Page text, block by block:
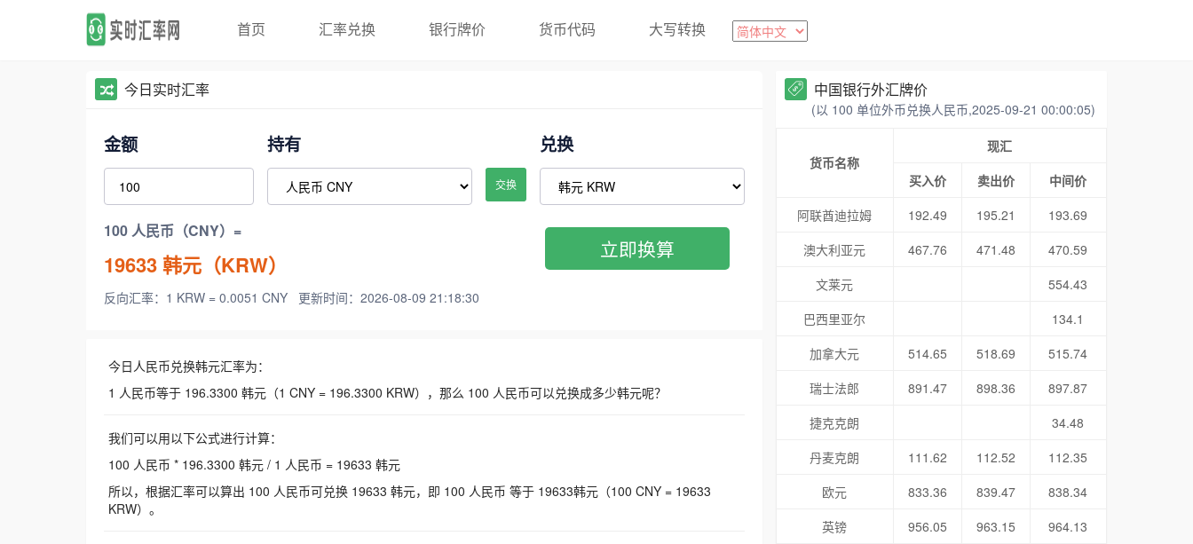
首页 汇率兑换 银行牌价 货币代码 大写转换
今日实时汇率
金额 持有
交换
兑换
100 人民币（CNY）=
19633韩元（KRW）
反向汇率：1 KRW = 0.0051 CNY 更新时间：2026-08-09 21:18:30
立即换算
今日人民币兑换韩元汇率为：
1 人民币等于 196.3300 韩元（1 CNY = 196.3300 KRW），那么 100 人民币可以兑换成多少韩元呢？
我们可以用以下公式进行计算：
100 人民币 * 196.3300 韩元 / 1 人民币 = 19633 韩元
所以，根据汇率可以算出 100 人民币可兑换 19633 韩元，即 100 人民币 等于 19633韩元（100 CNY = 19633
KRW）。
中国银行外汇牌价
(以 100 单位外币兑换人民币,2025-09-21 00:00:05)
货币名称
现汇
买入价
卖出价
中间价
阿联酋迪拉姆
192.49 195.21
193.69
澳大利亚元
467.76 471.48
470.59
文莱元
554.43
巴西里亚尔
134.1
加拿大元
514.65 518.69
515.74
瑞士法郎
891.47 898.36
897.87
捷克克朗
34.48
丹麦克朗
111.62 112.52
112.35
欧元
833.36 839.47
838.34
英镑
956.05 963.15
964.13